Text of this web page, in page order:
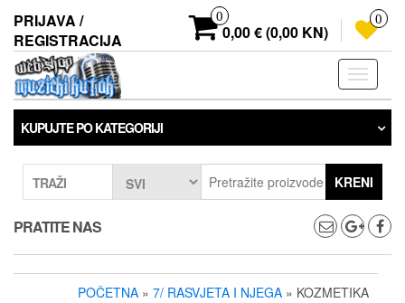
sadržaj
PRIJAVA /
REGISTRACIJA
0
0,00 € (0,00 KN)
0
KUPUJTE PO KATEGORIJI
TRAŽI KRENI
PRATITE NAS
POČETNA » 7/ RASVJETA I NJEGA » KOZMETIKA